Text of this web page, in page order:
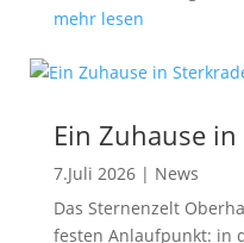
mehr lesen
Ein Zuhause
7.Juli 2026| News
Das Sternenzelt
festen Anlaufpunkt: in